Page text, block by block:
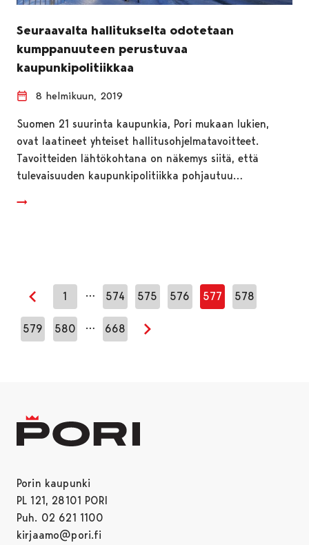
Seuraavalta hallitukselta odotetaan
kumppanuuteen perustuvaa
kaupunkipolitiikkaa
8 helmikuun, 2019
Suomen 21 suurinta kaupunkia, Pori mukaan lukien,
ovat laatineet yhteiset hallitusohjelmatavoitteet.
Tavoitteiden lähtökohtana on näkemys siitä, että
tulevaisuuden kaupunkipolitiikka pohjautuu…
Edellinen sivu
1 … 574 575 576 577 578
579 580 … 668
Seuraava sivu
Porin kaupunki
PL 121, 28101 PORI
Puh. 02 621 1100
kirjaamo@pori.fi